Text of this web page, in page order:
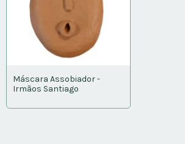
Máscara Assobiador -
Irmãos Santiago